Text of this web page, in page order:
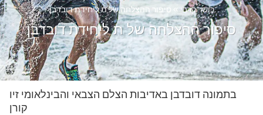
כושר קרבי » סיפור ההצלחה של ת ליחידת דובדבן
סיפור ההצלחה של ת ליחידת דובדבן
בתמונה דובדבן באדיבות הצלם הצבאי והבינלאומי זיו
קורן